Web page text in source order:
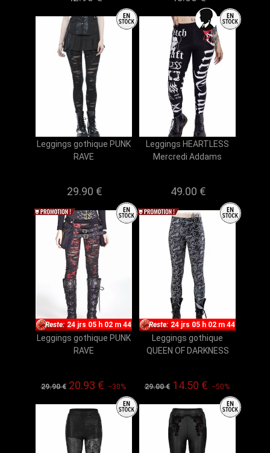
Leggings gothique PUNK
RAVE
29.90 €
Leggings HEARTLESS
Mercredi Addams
49.00 €
Reste:24 jrs 05 h 02 m 43
Leggings gothique PUNK
RAVE
29.90 € 20.93 € −30%
Reste:24 jrs 05 h 02 m 43
Leggings gothique
QUEEN OF DARKNESS
29.00 € 14.50 € −50%